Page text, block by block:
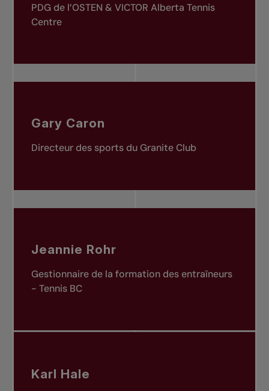
PDG de l’OSTEN & VICTOR Alberta Tennis
Centre
Gary Caron
Directeur des sports du Granite Club
Jeannie Rohr
Gestionnaire de la formation des entraîneurs
- Tennis BC
Karl Hale